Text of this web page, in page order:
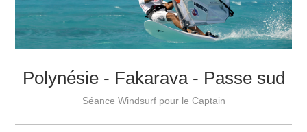
Plus
Polynésie - Fakarava - Passe sud
Séance Windsurf pour le Captain